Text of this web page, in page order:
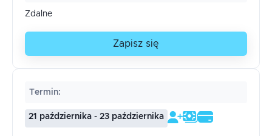
Zdalne
Zapisz się
Termin:
21 października - 23 października